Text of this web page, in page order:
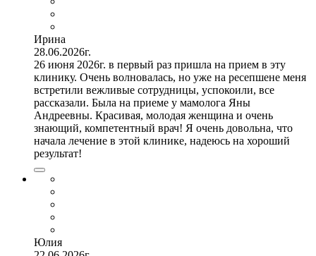
Ирина
28.06.2026г.
26 июня 2026г. в первый раз пришла на прием в эту
клинику. Очень волновалась, но уже на ресепшене меня
встретили вежливые сотрудницы, успокоили, все
рассказали. Была на приеме у мамолога Яны
Андреевны. Красивая, молодая женщина и очень
знающий, компетентный врач! Я очень довольна, что
начала лечение в этой клинике, надеюсь на хороший
результат!
Юлия